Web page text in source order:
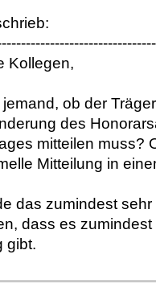
Kollegen,
ob der
des
mitteilen muss?
Mitteilung in
das zumindest
dass es
gibt.